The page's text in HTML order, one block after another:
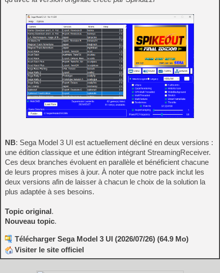
NB: Sega Model 3 UI est actuellement décliné en deux versions :
une édition classique et une édition intégrant StreamingReceiver.
Ces deux branches évoluent en parallèle et bénéficient chacune
de leurs propres mises à jour. À noter que notre pack inclut les
deux versions afin de laisser à chacun le choix de la solution la
plus adaptée à ses besoins.
Topic original.
Nouveau topic.
Télécharger Sega Model 3 UI (2026/07/26) (64.9 Mo)
Visiter le site officiel